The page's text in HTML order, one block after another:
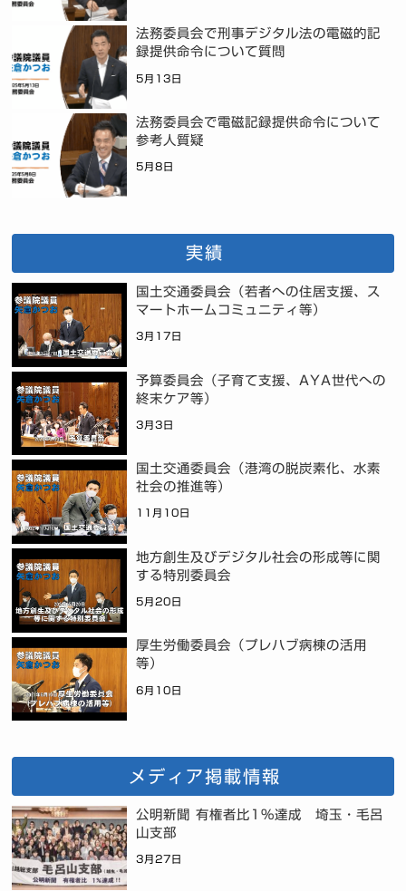
法務委員会で刑事デジタル法の電磁的記
録提供命令について質問
5月13日
法務委員会で電磁記録提供命令について
参考人質疑
5月8日
実績
国土交通委員会（若者への住居支援、ス
マートホームコミュニティ等）
3月17日
予算委員会（子育て支援、AYA世代への
終末ケア等）
3月3日
国土交通委員会（港湾の脱炭素化、水素
社会の推進等）
11月10日
地方創生及びデジタル社会の形成等に関
する特別委員会
5月20日
厚生労働委員会（プレハブ病棟の活用
等）
6月10日
メディア掲載情報
公明新聞 有権者比1%達成 埼玉・毛呂
山支部
3月27日